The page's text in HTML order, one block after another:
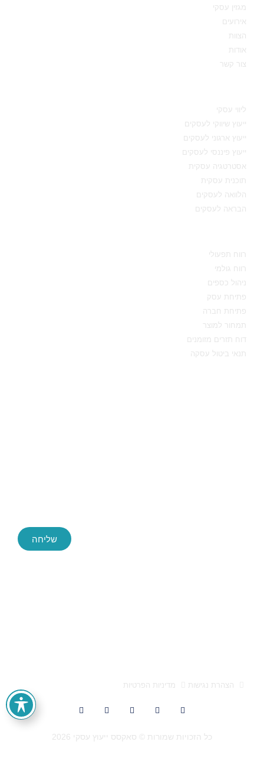
מגזין עסקי
אירועים
הצוות
אודות
צור קשר
ליווי עסקי
ייעוץ שיווקי לעסקים
ייעוץ ארגוני לעסקים
ייעוץ פיננסי לעסקים
אסטרטגיה עסקית
תוכנית עסקית
הלוואה לעסקים
הבראה לעסקים
רווח תפעולי
רווח גולמי
ניהול כספים
פתיחת עסק
פתיחת חברה
תמחור למוצר
דוח תזרים מזומנים
תנאי ביטול עסקה
שליחה
הצהרת נגישות מדיניות הפרטיות
כל הזכויות שמורות © סאקסס ייעוץ עסקי 2026